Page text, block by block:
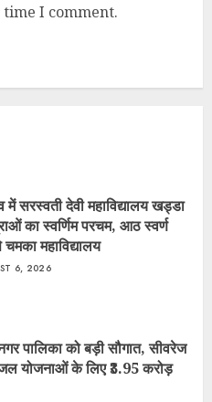
I comment.
में सरस्वती देवी महाविद्यालय खड्डा
का स्वर्णिम परचम, आठ स्वर्ण
महाविद्यालय
6, 2026
पालिका को बड़ी सौगात, सीवरेज
योजनाओं के लिए ₹3.95 करोड़